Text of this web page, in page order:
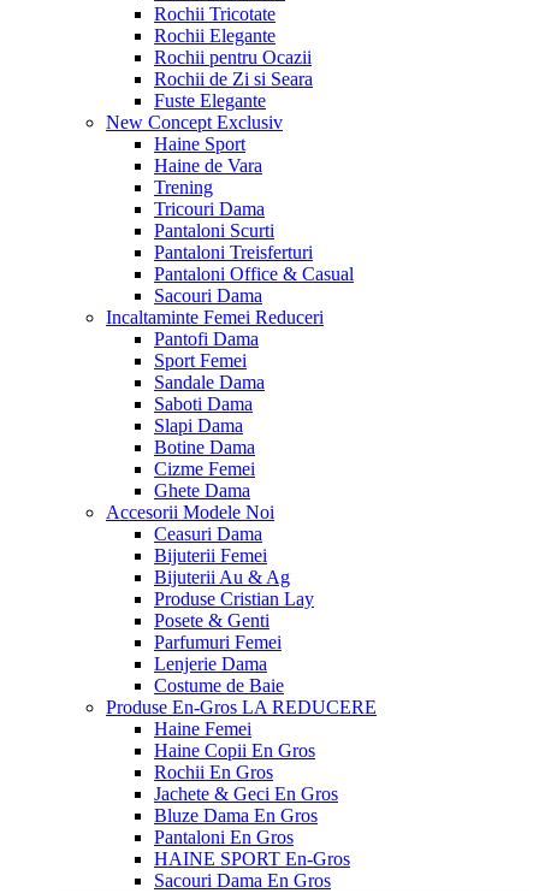
Rochii Tricotate
Rochii Elegante
Rochii pentru Ocazii
Rochii de Zi si Seara
Fuste Elegante
New Concept Exclusiv
Haine Sport
Haine de Vara
Trening
Tricouri Dama
Pantaloni Scurti
Pantaloni Treisferturi
Pantaloni Office & Casual
Sacouri Dama
Incaltaminte Femei Reduceri
Pantofi Dama
Sport Femei
Sandale Dama
Saboti Dama
Slapi Dama
Botine Dama
Cizme Femei
Ghete Dama
Accesorii Modele Noi
Ceasuri Dama
Bijuterii Femei
Bijuterii Au & Ag
Produse Cristian Lay
Posete & Genti
Parfumuri Femei
Lenjerie Dama
Costume de Baie
Produse En-Gros LA REDUCERE
Haine Femei
Haine Copii En Gros
Rochii En Gros
Jachete & Geci En Gros
Bluze Dama En Gros
Pantaloni En Gros
HAINE SPORT En-Gros
Sacouri Dama En Gros